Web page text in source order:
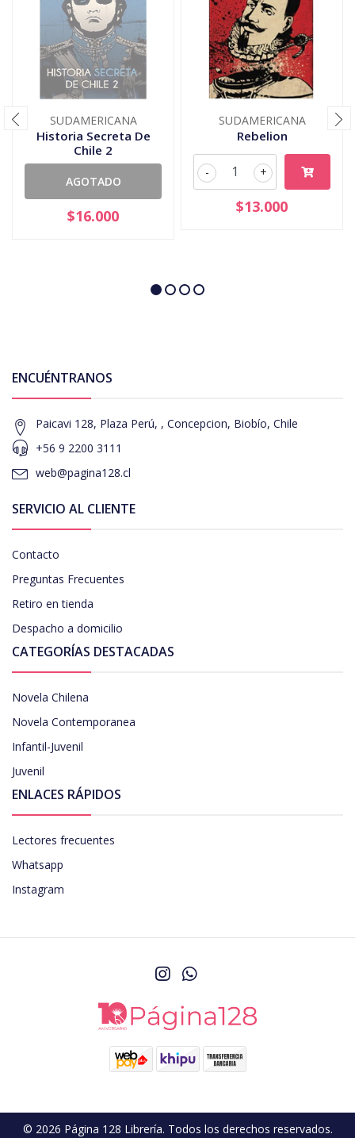
SUDAMERICANA
Historia Secreta De
Chile 2
AGOTADO
$16.000
SUDAMERICANA
Rebelion
+
-
$13.000
ENCUÉNTRANOS
Paicavi 128, Plaza Perú, , Concepcion, Biobío, Chile
+56 9 2200 3111
web@pagina128.cl
SERVICIO AL CLIENTE
Contacto
Preguntas Frecuentes
Retiro en tienda
Despacho a domicilio
CATEGORÍAS DESTACADAS
Novela Chilena
Novela Contemporanea
Infantil-Juvenil
Juvenil
ENLACES RÁPIDOS
Lectores frecuentes
Whatsapp
Instagram
© 2026 Página 128 Librería. Todos los derechos reservados.